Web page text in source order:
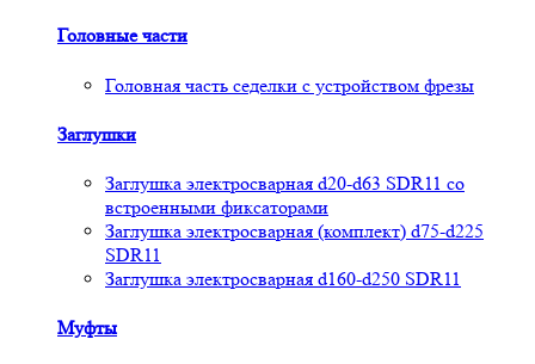
Головные части
Головная часть седелки с устройством фрезы
Заглушки
Заглушка электросварная d20-d63 SDR11 со
встроенными фиксаторами
Заглушка электросварная (комплект) d75-d225
SDR11
Заглушка электросварная d160-d250 SDR11
Муфты